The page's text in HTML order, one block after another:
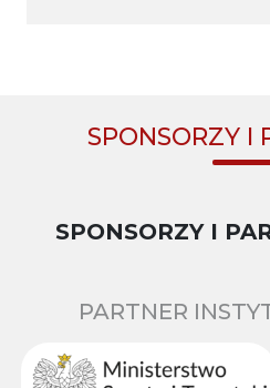
SPONSORZY I
SPONSORZY I
PARTNER